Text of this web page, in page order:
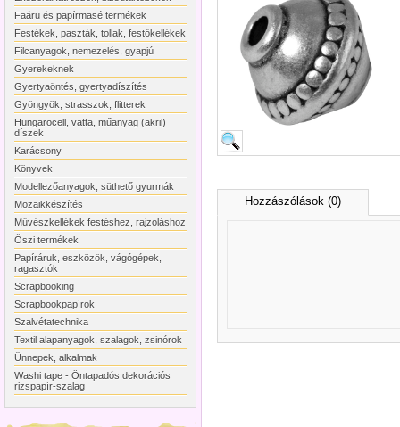
Faáru és papírmasé termékek
Festékek, paszták, tollak, festőkellékek
Filcanyagok, nemezelés, gyapjú
Gyerekeknek
Gyertyaöntés, gyertyadíszítés
Gyöngyök, strasszok, flitterek
Hungarocell, vatta, műanyag (akril)
díszek
Karácsony
Könyvek
Modellezőanyagok, süthető gyurmák
Mozaikkészítés
Művészkellékek festéshez, rajzoláshoz
Őszi termékek
Papíráruk, eszközök, vágógépek,
ragasztók
Scrapbooking
Scrapbookpapírok
Szalvétatechnika
Textil alapanyagok, szalagok, zsinórok
Ünnepek, alkalmak
Washi tape - Öntapadós dekorációs
rizspapír-szalag
Hozzászólások (0)